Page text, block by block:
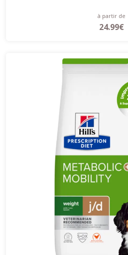
à partir de
24.99€